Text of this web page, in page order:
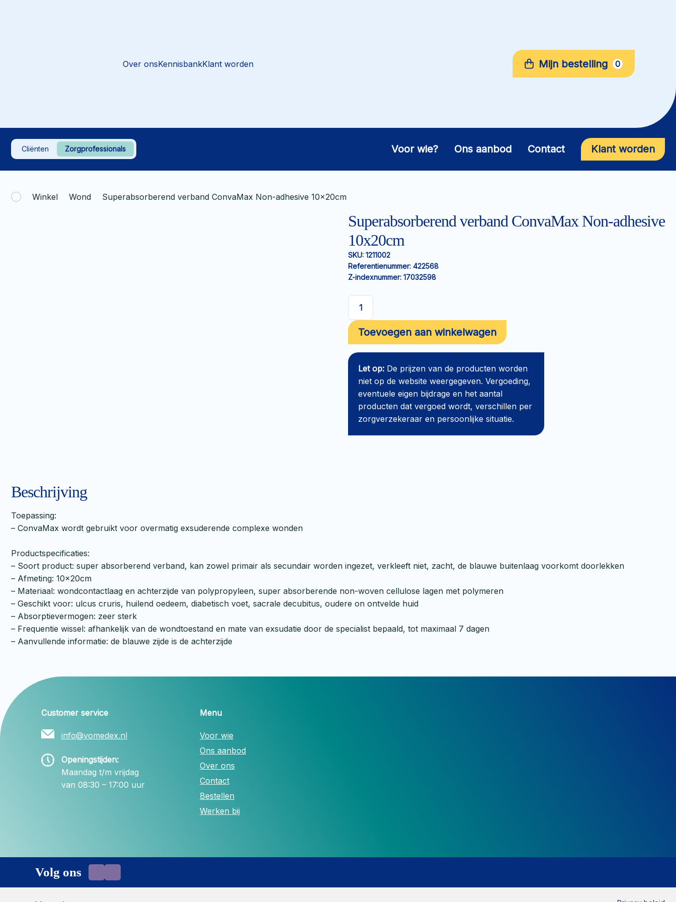
Over onsKennisbankKlant worden Mijn bestelling 0
Cliënten Zorgprofessionals Voor wie? Ons aanbod Contact Klant worden
Winkel Wond Superabsorberend verband ConvaMax Non-adhesive 10x20cm
Superabsorberend verband ConvaMax Non-adhesive
10x20cm
SKU: 1211002
Referentienummer: 422568
Z-indexnummer: 17032598
Superabsorberend
verband
ConvaMax
Non-
adhesive
10x20cm
Toevoegen aan winkelwagen
Let op: De prijzen van de producten worden
niet op de website weergegeven. Vergoeding,
eventuele eigen bijdrage en het aantal
producten dat vergoed wordt, verschillen per
zorgverzekeraar en persoonlijke situatie.
Beschrijving
Toepassing:
– ConvaMax wordt gebruikt voor overmatig exsuderende complexe wonden
Productspecificaties:
– Soort product: super absorberend verband, kan zowel primair als secundair worden ingezet, verkleeft niet, zacht, de blauwe buitenlaag voorkomt doorlekken
– Afmeting: 10x20cm
– Materiaal: wondcontactlaag en achterzijde van polypropyleen, super absorberende non-woven cellulose lagen met polymeren
– Geschikt voor: ulcus cruris, huilend oedeem, diabetisch voet, sacrale decubitus, oudere on ontvelde huid
– Absorptievermogen: zeer sterk
– Frequentie wissel: afhankelijk van de wondtoestand en mate van exsudatie door de specialist bepaald, tot maximaal 7 dagen
– Aanvullende informatie: de blauwe zijde is de achterzijde
Customer service
info@vomedex.nl
Openingstijden:
Maandag t/m vrijdag
van 08:30 – 17:00 uur
Menu
Voor wie
Ons aanbod
Over ons
Contact
Bestellen
Werken bij
Volg ons